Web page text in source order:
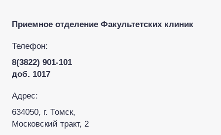
Приемное отделение Факультетских клиник
Телефон:
8(3822) 901-101
доб. 1017
Адрес:
634050, г. Томск,
Московский тракт, 2